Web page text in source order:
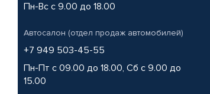
Пн-Вс с 9.00 до 18.00
Автосалон (отдел продаж автомобилей)
+7 949 503-45-55
Пн-Пт с 09.00 до 18.00, Сб с 9.00 до
15.00